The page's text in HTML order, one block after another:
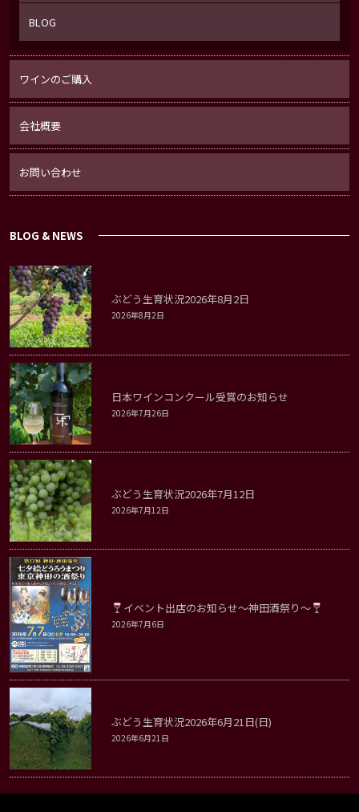
BLOG
ワインのご購入
会社概要
お問い合わせ
BLOG & NEWS
ぶどう生育状況2026年8月2日
2026年8月2日
日本ワインコンクール受賞のお知らせ
2026年7月26日
ぶどう生育状況2026年7月12日
2026年7月12日
イベント出店のお知らせ～神田酒祭り～
2026年7月6日
ぶどう生育状況2026年6月21日(日)
2026年6月21日